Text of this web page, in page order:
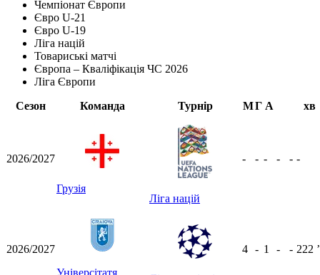
Чемпіонат Європи
Євро U-21
Євро U-19
Ліга націй
Товариські матчі
Європа – Кваліфікація ЧС 2026
Ліга Європи
Сезон
Команда Турнір МГ А хв
2026/2027
Грузія
Ліга націй
- - - - - -
2026/2027
Універсітатя
4 - 1 - - 222 ʼ